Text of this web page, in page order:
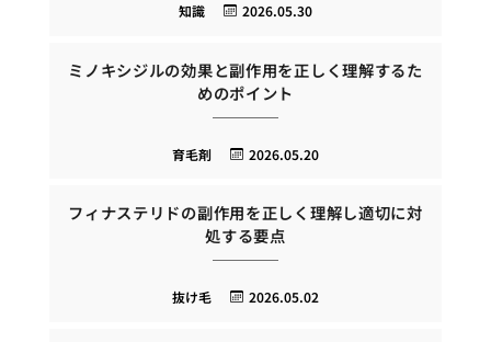
2026.05.30
知識
ミノキシジルの効果と副作用を正しく理解するた
めのポイント
2026.05.20
育毛剤
フィナステリドの副作用を正しく理解し適切に対
処する要点
2026.05.02
抜け毛